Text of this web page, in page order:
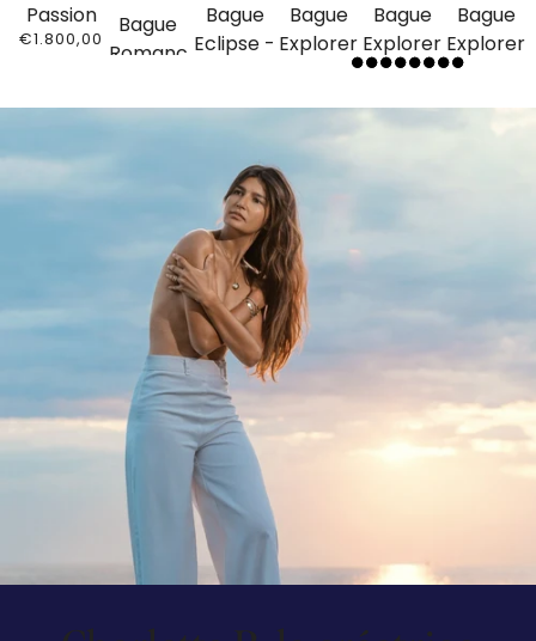
Passion
€1.800,00
Bague
Romanc
€4.500,00
Bague
Eclipse -
Bague
Explorer
Bague
Explorer
-
Orange
€1.600,00
Bague
Explorer
- Vert